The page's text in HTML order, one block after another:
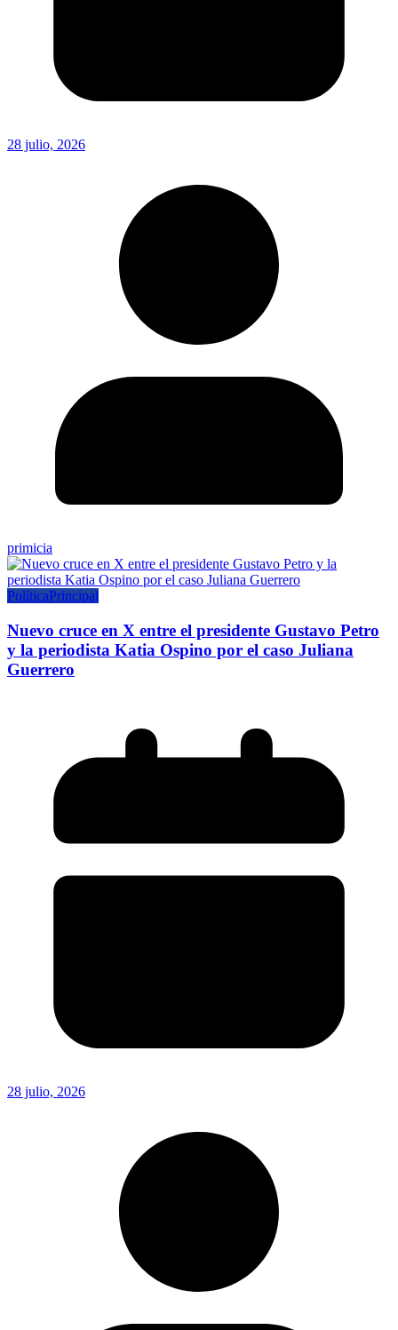
28 julio, 2026
primicia
PolíticaPrincipal
Nuevo cruce en X entre el presidente Gustavo Petro
y la periodista Katia Ospino por el caso Juliana
Guerrero
28 julio, 2026